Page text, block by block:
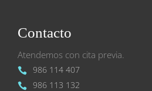
Contacto
Atendemos con cita previa.
986 114 407
986 113 132